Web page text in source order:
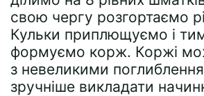
свою чергу розгортаємо
Кульки приплющуємо і
формуємо корж. Коржі
з невеликими
зручніше викладати